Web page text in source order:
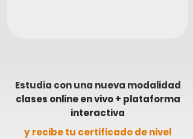
Estudia con una nueva modalidad
clases online en vivo + plataforma
interactiva
y recibe tu certificado de nivel